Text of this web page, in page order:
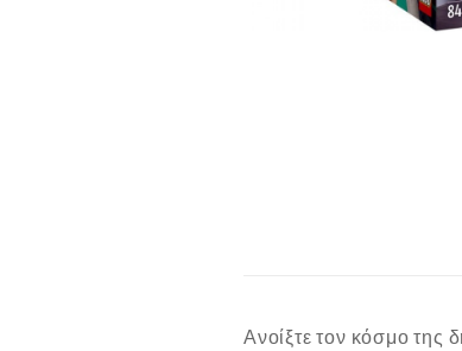
Ανοίξτε τον κόσμο της